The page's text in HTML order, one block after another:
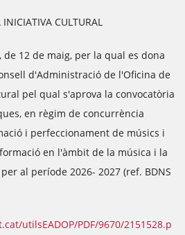
CULTURAL
de 12 de maig, per la qual es dona
d'Administració de l'Oficina de
pel qual s'aprova la convocatòria
en règim de concurrència
i perfeccionament de músics i
en l'àmbit de la música i la
al període 2026- 2027 (ref. BDNS
utilsEADOP/PDF/9670/2151528.p